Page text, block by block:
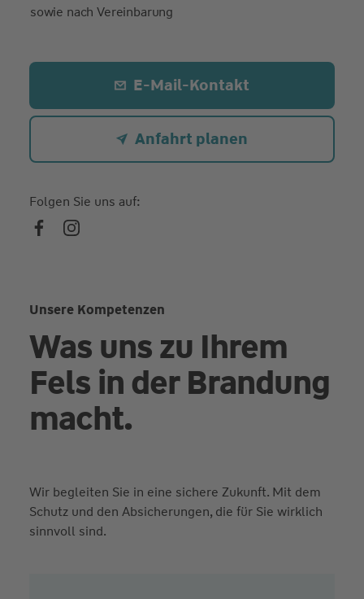
sowie nach Vereinbarung
E-Mail-Kontakt
Anfahrt planen
Folgen Sie uns auf:
Unsere Kompetenzen
Was uns zu Ihrem
Fels in der Brandung
macht.
Wir begleiten Sie in eine sichere Zukunft. Mit dem
Schutz und den Absicherungen, die für Sie wirklich
sinnvoll sind.